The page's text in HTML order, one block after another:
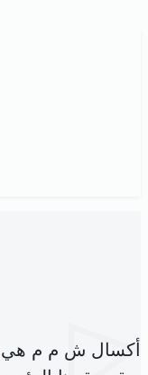
أكسال ش م م هي